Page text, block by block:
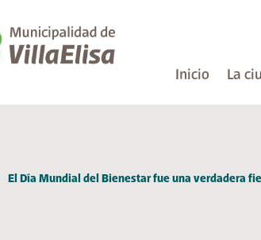
Inicio La
El Día Mundial del Bienestar fue una verdadera